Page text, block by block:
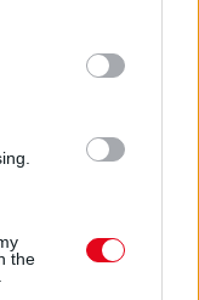
in below Google
the
UTALHAT
–
24 ÓRA TOVÁBBI HÍREI